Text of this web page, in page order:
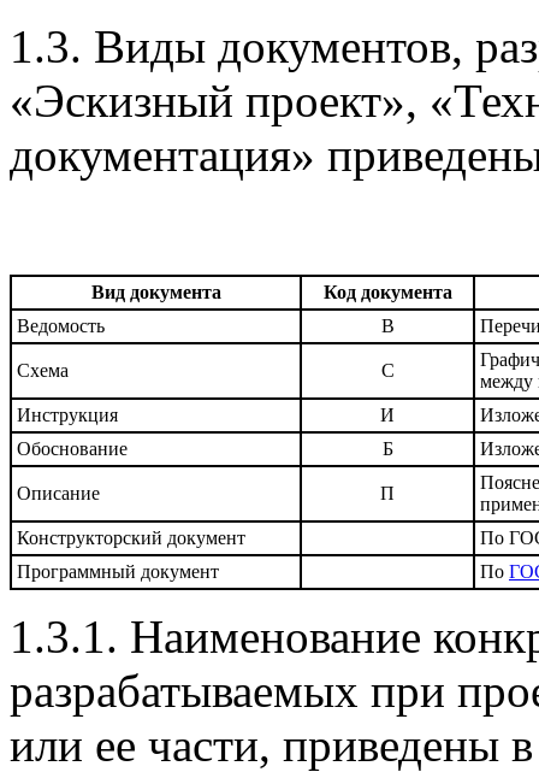
1.3. Виды документов,
«Эскизный проект»,
документация»
Вид документа
Код документа
Ведомость
В
Схема С
между
Инструкция
И
Обоснование
Б
Описание П
Конструкторский документ
По
Программный документ
По
1.3.1. Наименование
разрабатываемых при
или ее части, приведены